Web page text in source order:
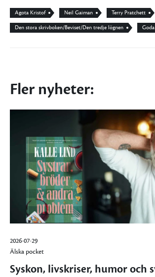
Agota Kristof Neil Gaiman
Terry Pratchett
Den stora skrivboken/Beviset/Den tredje lögnen
Fler nyheter:
2026-07-29
Älska pocket
Syskon, livskriser, humor och